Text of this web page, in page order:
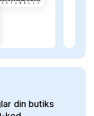
din butiks